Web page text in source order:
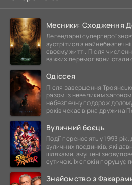
Месники: Сходження
Легендарні супергерої
зустрітися з
своєму житті. Після
важких перемог вони
Одіссея
Після завершення
разом із невеликим
небезпечну подорож
років чекає вірна дружина
Вуличний боєць
Події переносять у 1993
вуличних поєдинків, які
шляхами, змушені знову
сутичок. Їх спокій порушує
Знайомство з